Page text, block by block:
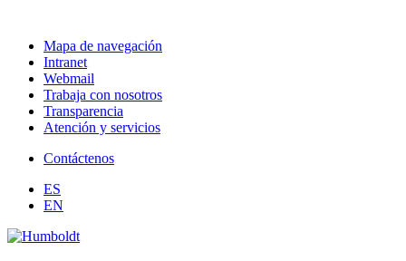
Mapa de navegación
Intranet
Webmail
Trabaja con nosotros
Transparencia
Atención y servicios
Contáctenos
ES
EN